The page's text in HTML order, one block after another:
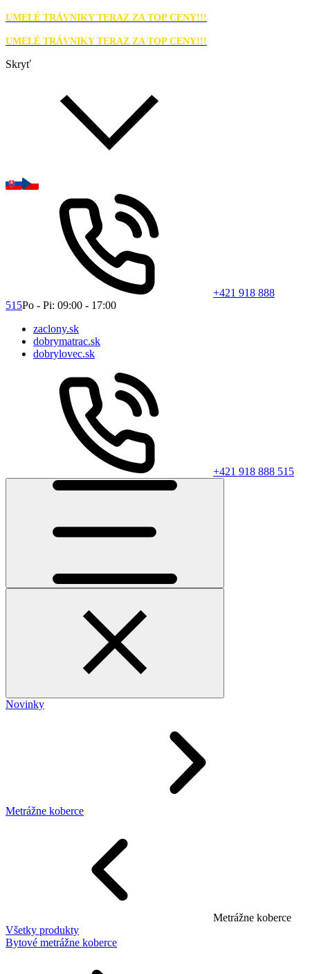
UMELÉ TRÁVNIKY TERAZ ZA TOP CENY!!!
UMELÉ TRÁVNIKY TERAZ ZA TOP CENY!!!
Skryť
+421 918 888
515Po - Pi: 09:00 - 17:00
zaclony.sk
dobrymatrac.sk
dobrylovec.sk
+421 918 888 515
Novinky
Metrážne koberce
Metrážne koberce
Všetky produkty
Bytové metrážne koberce